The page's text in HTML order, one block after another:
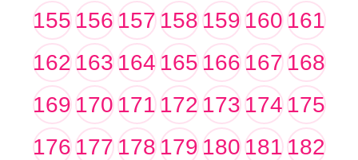
155156157158159160161
162163164165166167168
169170171172173174175
176177178179180181182